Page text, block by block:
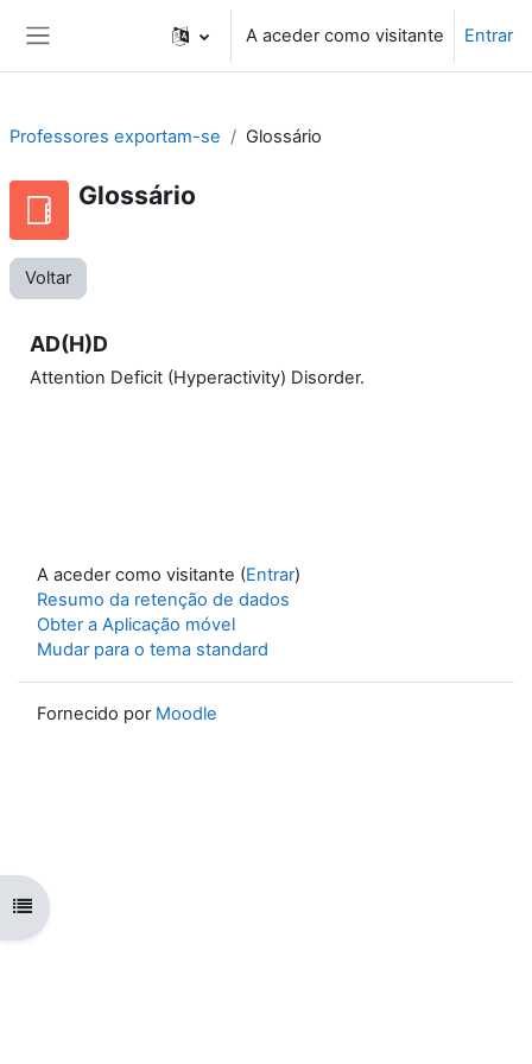
A aceder como visitante Entrar
Abrir índice da disciplina
Professores exportam-se Glossário
Glossário
Voltar
AD(H)D
Attention Deficit (Hyperactivity) Disorder.
A aceder como visitante (Entrar)
Resumo da retenção de dados
Obter a Aplicação móvel
Mudar para o tema standard
Fornecido por Moodle